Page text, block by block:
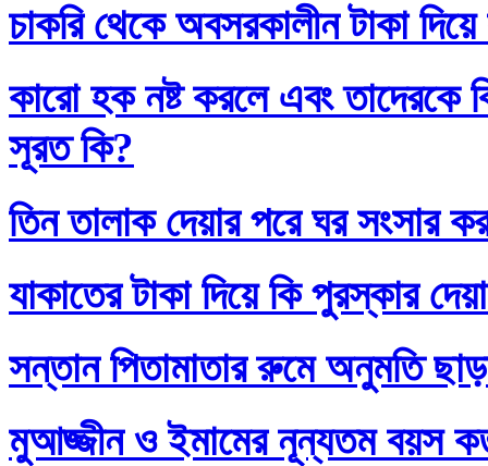
চাকরি থেকে অবসরকালীন টাকা
কারো হক নষ্ট করলে এবং তাদেরকে
সূরত কি?
তিন তালাক দেয়ার পরে ঘর সংসার
যাকাতের টাকা দিয়ে কি পুরস্কার
সন্তান পিতামাতার রুমে অনুমতি
মুআজ্জীন ও ইমামের নূন্যতম বয়স